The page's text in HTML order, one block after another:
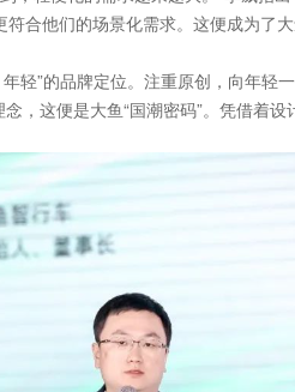
合他们的场景化需求。这便成为了
轻”的品牌定位。注重原创，向年轻
，这便是大鱼“国潮密码”。凭借着